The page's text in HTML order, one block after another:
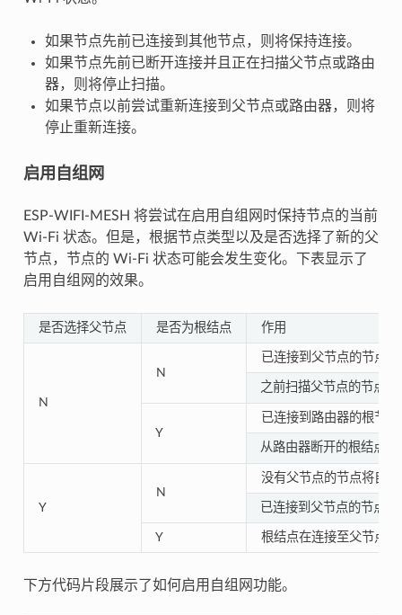
如果节点先前已连接到其他节点，则将保持连接。
如果节点先前已断开连接并且正在扫描父节点或路由
器，则将停止扫描。
如果节点以前尝试重新连接到父节点或路由器，则将
停止重新连接。
启用自组网
ESP-WIFI-MESH 将尝试在启用自组网时保持节点的当前
Wi-Fi 状态。但是，根据节点类型以及是否选择了新的父
节点，节点的 Wi-Fi 状态可能会发生变化。下表显示了
启用自组网的效果。
是否选择父节点 是否为根结点 作用
N
N
已连接到父节点的节点
之前扫描父节点的节点
Y
已连接到路由器的根节
从路由器断开的根结点
Y
N
没有父节点的节点将自
已连接到父节点的节点
Y 根结点在连接至父节点
下方代码片段展示了如何启用自组网功能。